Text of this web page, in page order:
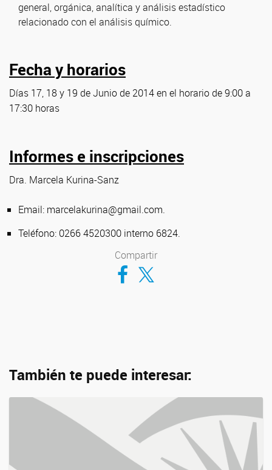
general, orgánica, analítica y análisis estadístico
relacionado con el análisis químico.
Fecha y horarios
Días 17, 18 y 19 de Junio de 2014 en el horario de 9:00 a
17:30 horas
Informes e inscripciones
Dra. Marcela Kurina-Sanz
Email: marcelakurina@gmail.com.
Teléfono: 0266 4520300 interno 6824.
Compartir
Compartir en Facebook
Compartir en Twitter
También te puede interesar: